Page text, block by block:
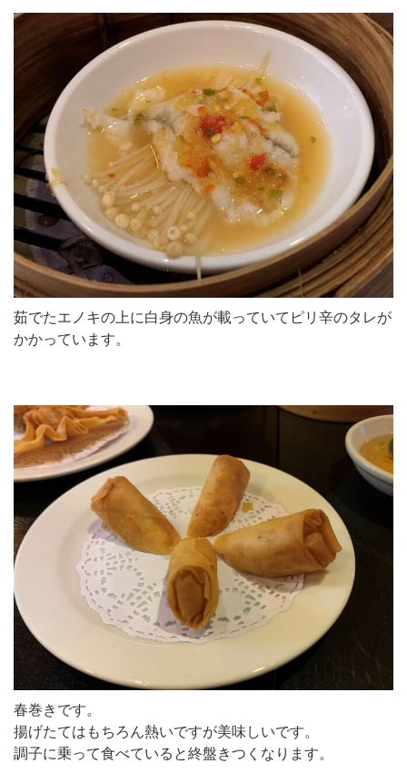
茹でたエノキの上に白身の魚が載っていてピリ辛のタレが
かかっています。
春巻きです。
揚げたてはもちろん熱いですが美味しいです。
調子に乗って食べていると終盤きつくなります。